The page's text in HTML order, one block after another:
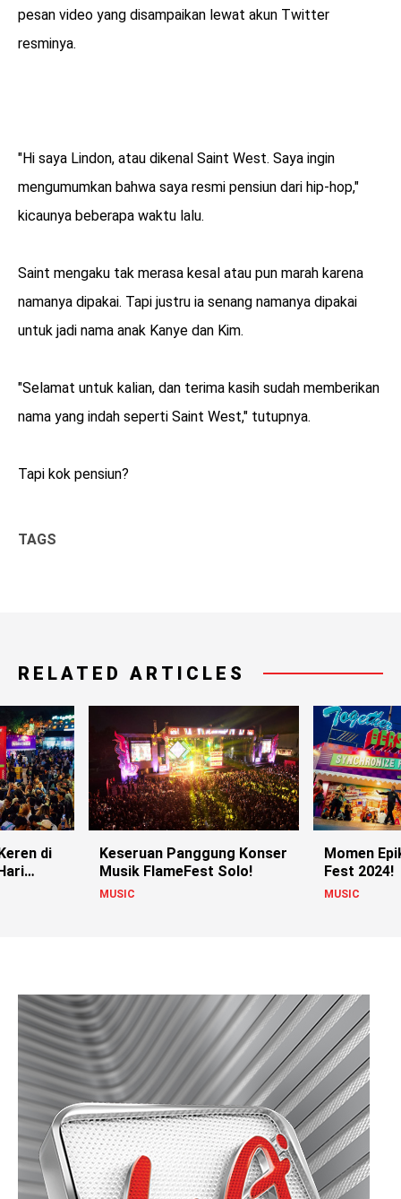
pesan video yang disampaikan lewat akun Twitter
resminya.
"Hi saya Lindon, atau dikenal Saint West. Saya ingin
mengumumkan bahwa saya resmi pensiun dari hip-hop,"
kicaunya beberapa waktu lalu.
Saint mengaku tak merasa kesal atau pun marah karena
namanya dipakai. Tapi justru ia senang namanya dipakai
untuk jadi nama anak Kanye dan Kim.
"Selamat untuk kalian, dan terima kasih sudah memberikan
nama yang indah seperti Saint West," tutupnya.
Tapi kok pensiun?
TAGS
RELATED ARTICLES
di
Keseruan Panggung Konser
Musik FlameFest Solo!
MUSIC
Momen
Fest 2024!
MUSIC